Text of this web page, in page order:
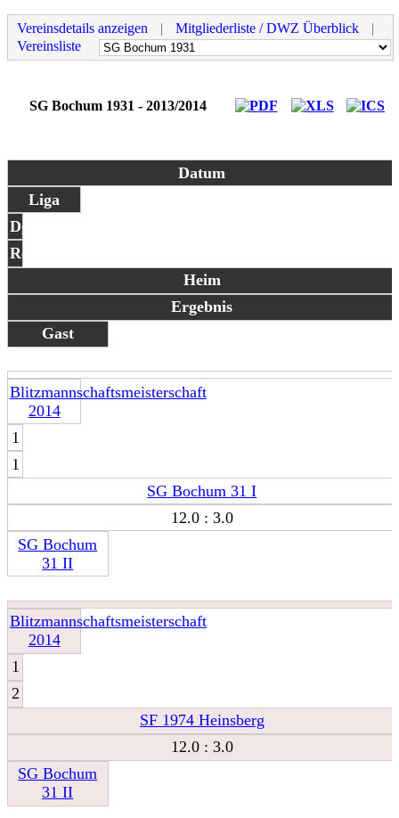
Vereinsdetails anzeigen | Mitgliederliste / DWZ Überblick
|
Vereinsliste
SG Bochum 1931 - 2013/2014
Datum
Liga
Dg
Rd
Heim
Ergebnis
Gast
Blitzmannschaftsmeisterschaft
2014
1
1
SG Bochum 31 I
12.0 : 3.0
SG Bochum
31 II
Blitzmannschaftsmeisterschaft
2014
1
2
SF 1974 Heinsberg
12.0 : 3.0
SG Bochum
31 II